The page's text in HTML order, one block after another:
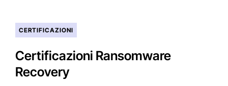
CERTIFICAZIONI
Certificazioni Ransomware
Recovery